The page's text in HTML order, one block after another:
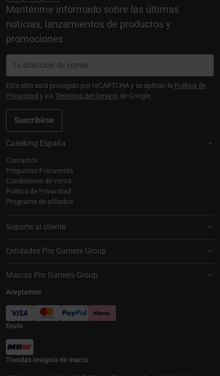
Manténme informado sobre las últimas
noticias, lanzamientos de productos y
promociones.
Suscribirse
Este sitio está protegido por reCAPTCHA y se aplican la Política de
Privacidad y losTérminos del Servicio de Google.
Caseking España
Contactos
Preguntas Frecuentes
Condiciones de Venta
Política de Privacidad
Programa de afiliados
Soporte al cliente
Entidades Pro Gamers Group
Marcas Pro Gamers Group
Aceptamos
Envío
Tiendas insignia de marca